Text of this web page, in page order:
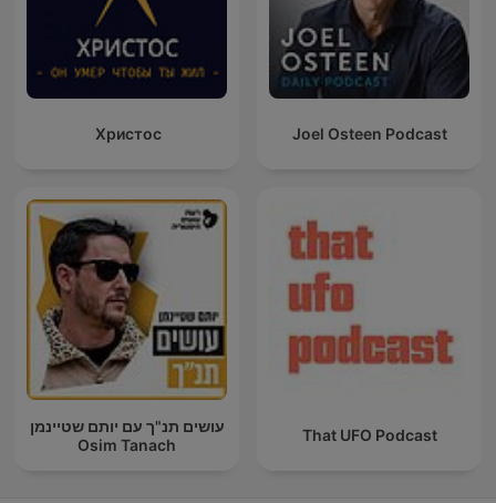
Христос Joel Osteen Podcast
עושים תנ"ך עם יותם שטיינמן
Osim Tanach
That UFO Podcast